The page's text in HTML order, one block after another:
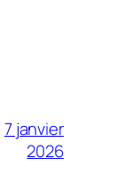
7 janvier
2026